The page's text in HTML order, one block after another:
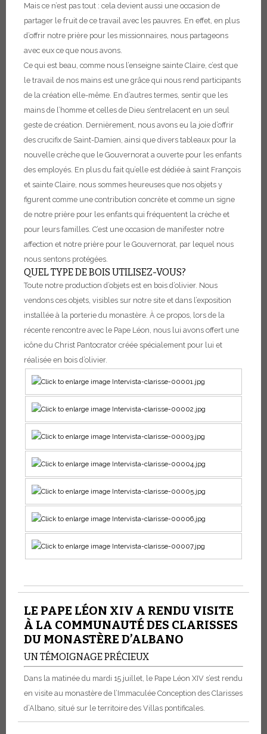
Mais ce n’est pas tout : cela devient aussi une occasion de
partager le fruit de ce travail avec les pauvres. En effet, en plus
d’offrir notre prière pour les missionnaires, nous partageons
avec eux ce que nous avons.
Ce qui est beau, comme nous l’enseigne sainte Claire, c’est que
le travail de nos mains est une grâce qui nous rend participants
de la création elle-même. En d’autres termes, sentir que les
mains de l’homme et celles de Dieu s’entrelacent en un seul
geste de création. Dernièrement, nous avons eu la joie d’offrir
des crucifix de Saint-Damien, ainsi que divers tableaux pour la
nouvelle crèche que le Gouvernorat a ouverte pour les enfants
des employés. En plus du fait qu’elle est dédiée à saint François
et sainte Claire, nous sommes heureuses que nos objets y
figurent comme une contribution concrète et comme un signe
de notre prière pour les enfants qui fréquentent la crèche et
pour leurs familles. C’est une occasion de manifester notre
affection et notre prière pour le Gouvernorat, par lequel nous
nous sentons protégées.
QUEL TYPE DE BOIS UTILISEZ-VOUS?
Toute notre production d’objets est en bois d’olivier. Nous
vendons ces objets, visibles sur notre site et dans l’exposition
installée à la porterie du monastère. À ce propos, lors de la
récente rencontre avec le Pape Léon, nous lui avons offert une
icône du Christ Pantocrator créée spécialement pour lui et
réalisée en bois d’olivier.
LE PAPE LÉON XIV A RENDU VISITE
À LA COMMUNAUTÉ DES CLARISSES
DU MONASTÈRE D’ALBANO
UN TÉMOIGNAGE PRÉCIEUX
Dans la matinée du mardi 15 juillet, le Pape Léon XIV s’est rendu
en visite au monastère de l’Immaculée Conception des Clarisses
d’Albano, situé sur le territoire des Villas pontificales.